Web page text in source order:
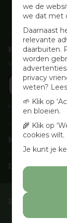
we de
we dat met
Daarnaast
relevante
daarbuiten.
worden
privacy
weten?
🌱 Klik op
en bloeien.
🌾 Klik op
cookies wilt.
Je kunt je
Nieuwsbrief
Voor wekelijkse
Lees onze
Klantenservice
Info &